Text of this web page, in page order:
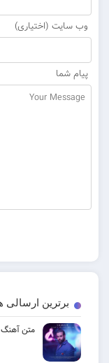
(اختیاری)
برترین ارسالی ها
متن آهنگ یاقوت از